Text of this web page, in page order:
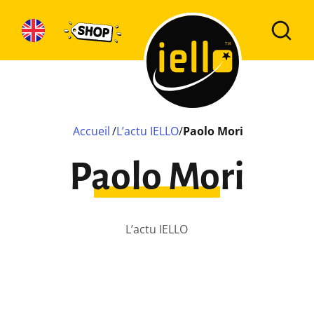
Accueil /L’actu IELLO/Paolo Mori
Paolo Mori
L’actu IELLO